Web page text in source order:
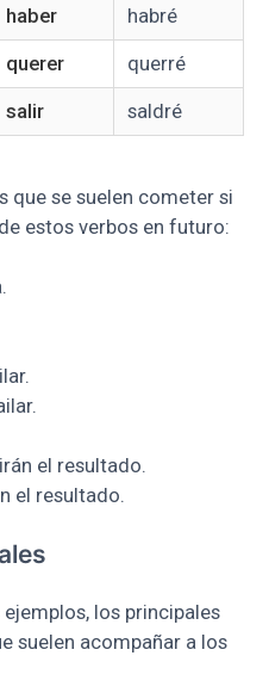
haber
habré
querer
querré
salir saldré
que se suelen cometer si
estos verbos en futuro:
el resultado.
el resultado.
los principales
suelen acompañar a los